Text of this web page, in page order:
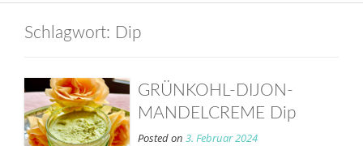
Schlagwort: Dip
GRÜNKOHL-DIJON-
MANDELCREME Dip
Posted on 3. Februar 2024